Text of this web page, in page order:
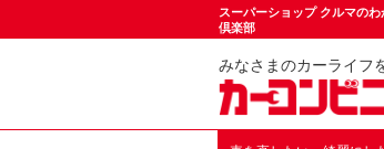
スーパーショップ クルマの
倶楽部
みなさまのカーライフ